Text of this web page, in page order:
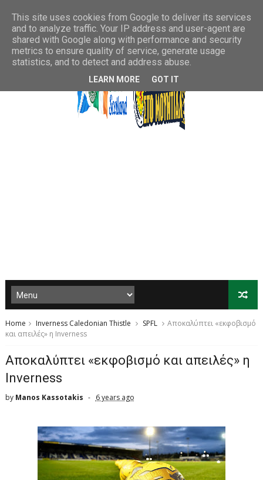
Home Inverness Caledonian Thistle SPFL
Αποκαλύπτει «εκφoβισμό
και απειλές» η Inverness
Αποκαλύπτει «εκφoβισμό και απειλές» η
Inverness
by Manos Kassotakis 6 years ago
This site uses cookies from Google to deliver its services
and to analyze traffic. Your IP address and user-agent are
shared with Google along with performance and security
metrics to ensure quality of service, generate usage
statistics, and to detect and address abuse.
LEARN MORE GOT IT